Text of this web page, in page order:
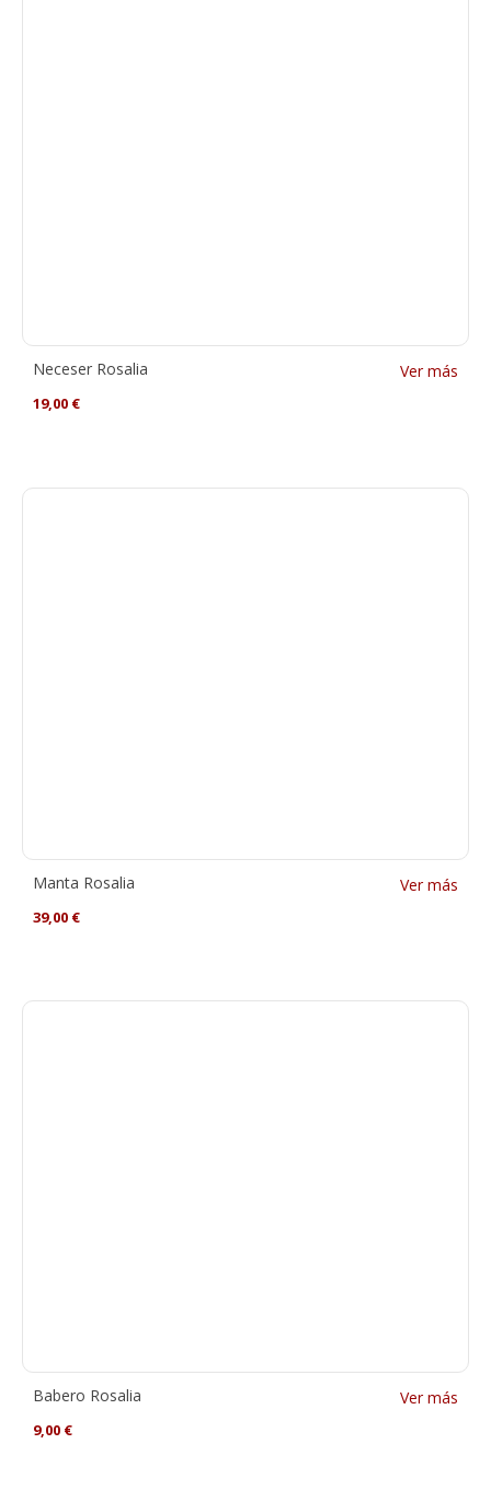
Neceser Rosalia
19,00 €
Ver más
Manta Rosalia
39,00 €
Ver más
Babero Rosalia
9,00 €
Ver más